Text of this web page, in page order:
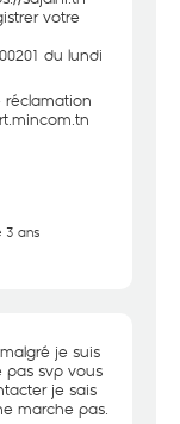
votre
du lundi
3 ans
je suis
pas svp vous
je sais
marche pas.